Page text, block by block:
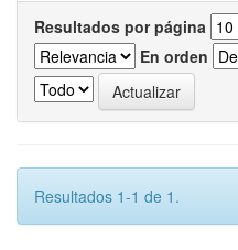
Resultados por página
En orden
Resultados 1-1 de 1.